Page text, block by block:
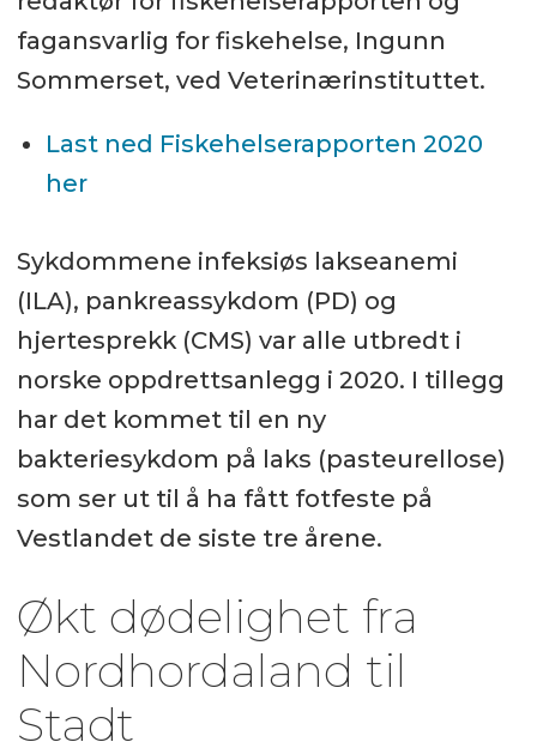
fagansvarlig for fiskehelse, Ingunn
Sommerset, ved Veterinærinstituttet.
Last ned Fiskehelserapporten 2020
her
Sykdommene infeksiøs lakseanemi
(ILA), pankreassykdom (PD) og
hjertesprekk (CMS) var alle utbredt i
norske oppdrettsanlegg i 2020. I tillegg
har det kommet til en ny
bakteriesykdom på laks (pasteurellose)
som ser ut til å ha fått fotfeste på
Vestlandet de siste tre årene.
Økt dødelighet fra
Nordhordaland til
Stadt